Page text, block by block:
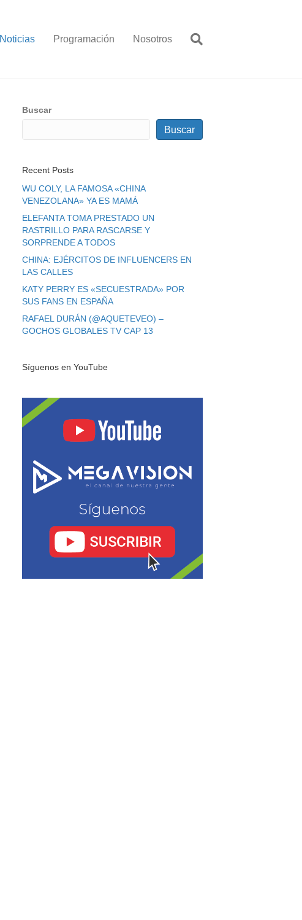
Noticias Programación Nosotros
Buscar
Buscar
Recent Posts
WU COLY, LA FAMOSA «CHINA
VENEZOLANA» YA ES MAMÁ
ELEFANTA TOMA PRESTADO UN
RASTRILLO PARA RASCARSE Y
SORPRENDE A TODOS
CHINA: EJÉRCITOS DE INFLUENCERS EN
LAS CALLES
KATY PERRY ES «SECUESTRADA» POR
SUS FANS EN ESPAÑA
RAFAEL DURÁN (@AQUETEVEO) –
GOCHOS GLOBALES TV CAP 13
Síguenos en YouTube